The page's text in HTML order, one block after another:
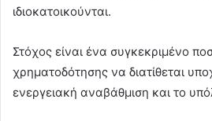
ιδιοκατοικούνται.
Στόχος είναι ένα συγκεκριμένο
χρηματοδότησης να διατίθεται
ενεργειακή αναβάθμιση και το